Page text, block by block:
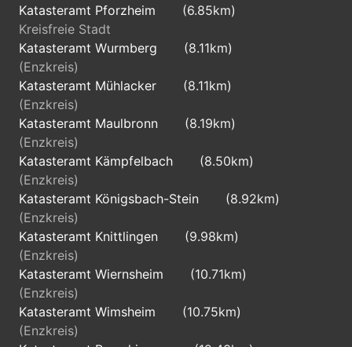
Katasteramt Pforzheim
(6.85km)
Kreisfreie Stadt
Katasteramt Wurmberg
(8.11km)
(Enzkreis)
Katasteramt Mühlacker
(8.11km)
(Enzkreis)
Katasteramt Maulbronn
(8.19km)
(Enzkreis)
Katasteramt Kämpfelbach
(8.50km)
(Enzkreis)
Katasteramt Königsbach-Stein
(8.92km)
(Enzkreis)
Katasteramt Knittlingen
(9.98km)
(Enzkreis)
Katasteramt Wiernsheim
(10.71km)
(Enzkreis)
Katasteramt Wimsheim
(10.75km)
(Enzkreis)